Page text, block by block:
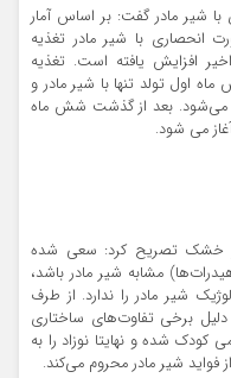
با شیر مادر گفت: بر اساس آمار
انحصاری با شیر مادر تغذیه
افزایش یافته است. تغذیه
اول تولد تنها با شیر مادر و
می‌شود. بعد از گذشت شش ماه
می شود.
خشک تصریح کرد: سعی شده
مشابه شیر مادر باشد،
شیر مادر را ندارد. از طرف
برخی تفاوت‌های ساختاری
شده و نهایتا نوزاد را به
شیر مادر محروم می‌کند.